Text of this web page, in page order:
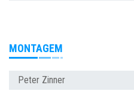
MONTAGEM
Peter Zinner